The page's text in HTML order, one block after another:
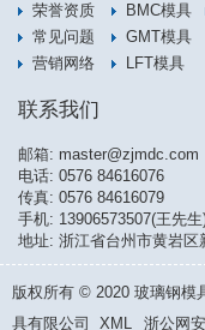
荣誉资质
常见问题
营销网络
BMC模具
GMT模具
LFT模具
联系我们
邮箱: master@zjmdc.com
电话: 0576 84616076
传真: 0576 84616079
手机: 13906573507(王先生
地址: 浙江省台州市黄岩区
版权所有 © 2020 玻璃钢模
具有限公司 XML 浙公网